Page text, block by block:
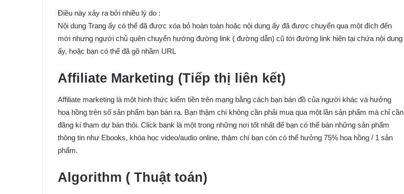
Điều này xảy ra bởi nhiều lý do :
Nội dung Trang ấy có thể đã được xóa bỏ hoàn toàn hoặc nội dung ấy đã được chuyển qua một đích đến
mới nhưng người chủ quên chuyển hướng đường link ( đường dẫn) cũ tới đường link hiện tại chứa nội dung
ấy, hoặc bạn có thể đã gõ nhầm URL
Affiliate Marketing (Tiếp thị liên kết)
Affiliate marketing là một hình thức kiếm tiền trên mạng bằng cách bạn bán đồ của người khác và hưởng
hoa hồng trên số sản phẩm bạn bán ra. Bạn thậm chí không cần phải mua qua một lần sản phẩm mà chỉ cần
đăng kí tham dự bán thôi. Click bank là một trong những nơi tốt nhất để bạn có thể bán những sản phẩm
thông tin như Ebooks, khóa học video/audio online, thậm chí bạn còn có thể hưởng 75% hoa hồng / 1 sản
phẩm.
Algorithm ( Thuật toán)